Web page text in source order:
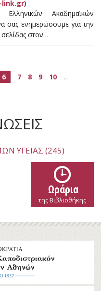
link.gr)
Ακαδημαϊκών
σας ενημερώσουμε για την
στον…
6 7 8 9 10
…
ΥΓΕΊΑΣ (245)
Ωράρια
της Βιβλιοθήκης